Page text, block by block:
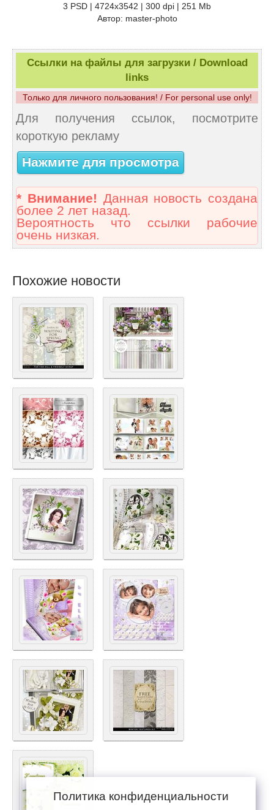
3 PSD | 4724x3542 | 300 dpi | 251 Mb
Автор: master-photo
Ссылки на файлы для загрузки / Download
links
Только для личного пользования! / For personal use only!
Для получения ссылок, посмотрите
короткую рекламу
Нажмите для просмотра
* Внимание! Данная новость создана
более 2 лет назад.
Вероятность что ссылки рабочие
очень низкая.
Похожие новости
Политика конфиденциальности